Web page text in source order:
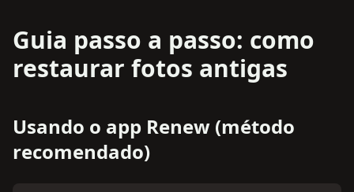
Guia passo a passo: como
restaurar fotos antigas
Usando o app Renew (método
recomendado)